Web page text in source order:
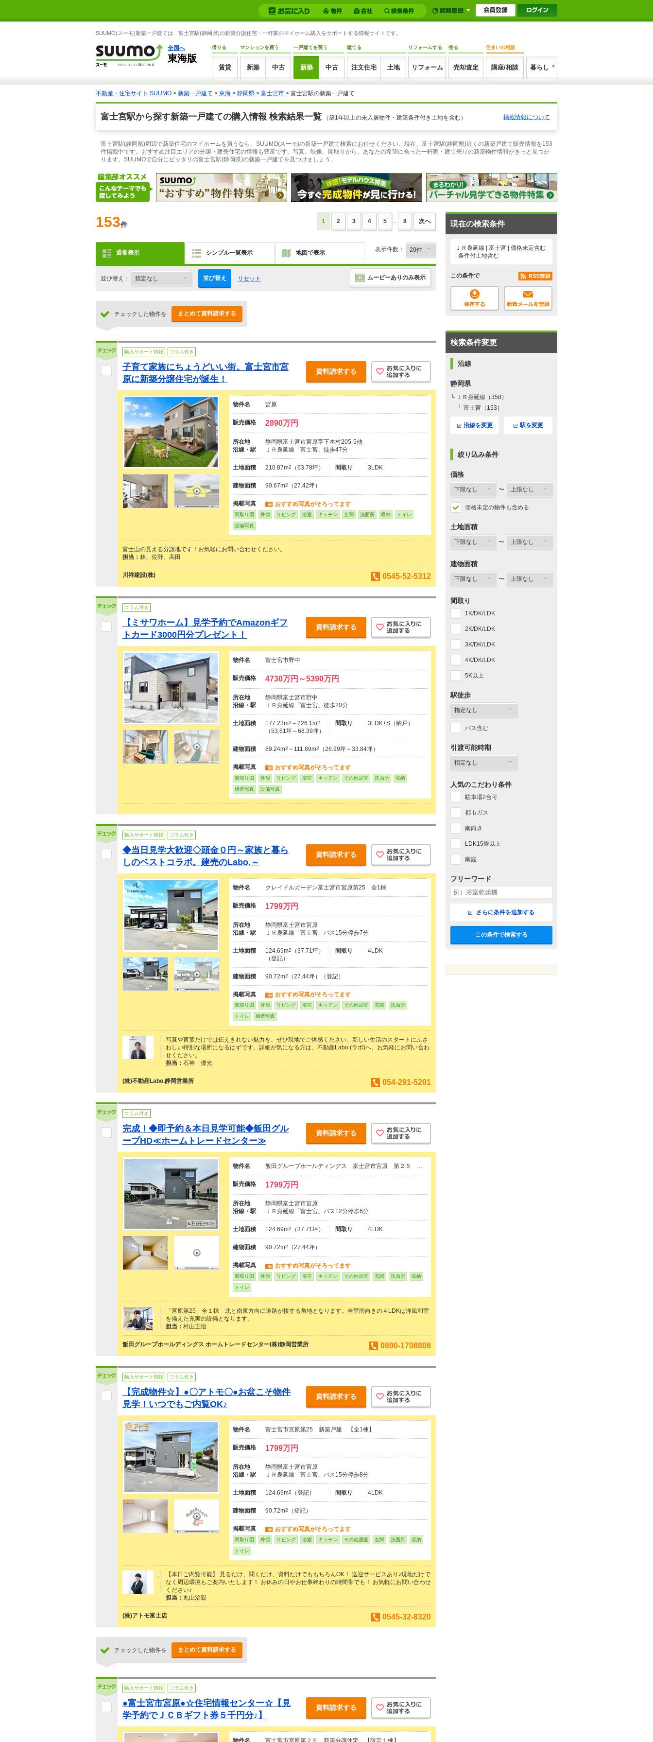
SUUMO(スーモ)新築一戸建ては、富士宮駅(静岡県)の新築分譲住宅・一軒家のマイホーム購入をサポートする情報サイトです。
全国へ
東海版
借りる
賃貸
マンションを買う
新築 中古
一戸建てを買う
新築 中古
建てる
注文住宅 土地
リフォームする
リフォーム
売る
売却査定
住まいの相談
講座/相談 暮らし
不動産・住宅サイト SUUMO > 新築一戸建て > 東海 > 静岡県 > 富士宮市 > 富士宮駅の新築一戸建て
富士宮駅から探す新築一戸建ての購入情報 検索結果一覧 （築1年以上の未入居物件・建築条件付き土地を含む） 掲載情報について
富士宮駅(静岡県)周辺で新築住宅のマイホームを買うなら、SUUMO(スーモ)の新築一戸建て検索にお任せください。現在、富士宮駅(静岡県)近くの新築戸建て販売情報を153
件掲載中です。おすすめ注目エリアの分譲・建売住宅の情報も豊富です。写真、映像、間取りから、あなたの希望に合った一軒家・建て売りの新築物件情報がきっと見つか
ります。SUUMOで自分にピッタリの富士宮駅(静岡県)の新築一戸建てを見つけましょう。
153件 1 2 3 4 5 ... 8 次へ
通常表示 シンプル一覧表示 地図で表示 表示件数：
並び替え： 並び替え リセット ムービーありのみ表示
チェックした物件を まとめて資料請求する
購入サポート情報 コラム付き
子育て家族にちょうどいい街。富士宮市宮
原に新築分譲住宅が誕生！
資料請求する
物件名 宮原
販売価格 2890万円
所在地
静岡県富士宮市宮原字下本村205-5他
沿線・駅
ＪＲ身延線「富士宮」徒歩47分
土地面積 210.87m2 （63.78坪） 間取り 3LDK
建物面積 90.67m2 （27.42坪）
掲載写真 おすすめ写真がそろってます
間取り図 外観 リビング 浴室 キッチン 玄関 洗面所 収納 トイレ
設備写真
富士山の見える分譲地です！お気軽にお問い合わせください。
担当： 林、佐野、高田
川祥建設(株) 0545-52-5312
コラム付き
【ミサワホーム】見学予約でAmazonギフ
トカード3000円分プレゼント！
資料請求する
物件名 富士宮市野中
販売価格 4730万円～5390万円
所在地
静岡県富士宮市野中
沿線・駅
ＪＲ身延線「富士宮」徒歩20分
土地面積 177.23m2 ～226.1m2
（53.61坪～68.39坪）
間取り 3LDK+S（納戸）
建物面積 89.24m2 ～111.89m2 （26.99坪～33.84坪）
掲載写真 おすすめ写真がそろってます
間取り図 外観 リビング 浴室 キッチン その他居室 洗面所 収納
構造写真 設備写真
購入サポート情報 コラム付き
◆当日見学大歓迎◇頭金０円～家族と暮ら
しのベストコラボ。建売のLabo.～
資料請求する
物件名 クレイドルガーデン富士宮市宮原第25 全1棟
販売価格 1799万円
所在地
静岡県富士宮市宮原
沿線・駅
ＪＲ身延線「富士宮」バス15分停歩7分
土地面積 124.69m2
（37.71坪）
（登記）
間取り 4LDK
建物面積 90.72m2 （27.44坪）（登記）
掲載写真 おすすめ写真がそろってます
間取り図 外観 リビング 浴室 キッチン その他居室 玄関 洗面所
トイレ 構造写真
写真や言葉だけでは伝えきれない魅力を、ぜひ現地でご体感ください。新しい生活のスタートにふさ
わしい特別な場所になるはずです。詳細が気になる方は、不動産Labo.(ラボ)へ、お気軽にお問い合わ
せください。
担当： 石神 優光
(株)不動産Labo.静岡営業所 054-291-5201
コラム付き
完成！◆即予約＆本日見学可能◆飯田グル
ープHD≪ホームトレードセンター≫
資料請求する
物件名 飯田グループホールディングス 富士宮市宮原 第２５ …
販売価格 1799万円
所在地
静岡県富士宮市宮原
沿線・駅
ＪＲ身延線「富士宮」バス12分停歩6分
土地面積 124.69m2 （37.71坪） 間取り 4LDK
建物面積 90.72m2 （27.44坪）
掲載写真 おすすめ写真がそろってます
間取り図 外観 リビング 浴室 キッチン その他居室 玄関 洗面所 収納
トイレ
「宮原第25」全１棟 北と南東方向に道路が接する角地となります。全室南向きの４LDKは洋風和室
を備えた充実の設備となります。
担当： 村山正悟
飯田グループホールディングス ホームトレードセンター(株)静岡営業所 0800-1708808
購入サポート情報 コラム付き
【完成物件☆】●〇アトモ〇●お盆こそ物件
見学！いつでもご内覧OK♪
資料請求する
物件名 富士宮市宮原第25 新築戸建 【全1棟】
販売価格 1799万円
所在地
静岡県富士宮市宮原
沿線・駅
ＪＲ身延線「富士宮」バス15分停歩8分
土地面積 124.69m2 （登記） 間取り 4LDK
建物面積 90.72m2 （登記）
掲載写真 おすすめ写真がそろってます
間取り図 外観 リビング 浴室 キッチン その他居室 玄関 洗面所 収納
トイレ
【本日ご内覧可能】 見るだけ、聞くだけ、資料だけでももちろんOK！ 送迎サービスあり♪現地だけで
なく周辺環境もご案内いたします！ お休みの日やお仕事終わりの時間帯でも！ お気軽にお問い合わせ
ください♪
担当： 丸山治親
(株)アトモ富士店 0545-32-8320
チェックした物件を まとめて資料請求する
購入サポート情報 コラム付き
●富士宮市宮原●☆住宅情報センター☆【見
学予約でＪＣＢギフト券５千円分♪】
資料請求する
物件名 富士宮市宮原第２５ 新築分譲住宅 【限定１棟】
現在の検索条件
ＪＲ身延線 | 富士宮 | 価格未定含む
| 条件付土地含む
この条件で
検索条件変更
沿線
静岡県
└ ＪＲ身延線（358）
└ 富士宮（153）
沿線を変更 駅を変更
絞り込み条件
価格
〜
価格未定の物件も含める
土地面積
〜
建物面積
〜
間取り
1K/DK/LDK
2K/DK/LDK
3K/DK/LDK
4K/DK/LDK
5K以上
駅徒歩
バス含む
引渡可能時期
人気のこだわり条件
駐車場2台可
都市ガス
南向き
LDK15畳以上
南庭
フリーワード
さらに条件を追加する
この条件で検索する